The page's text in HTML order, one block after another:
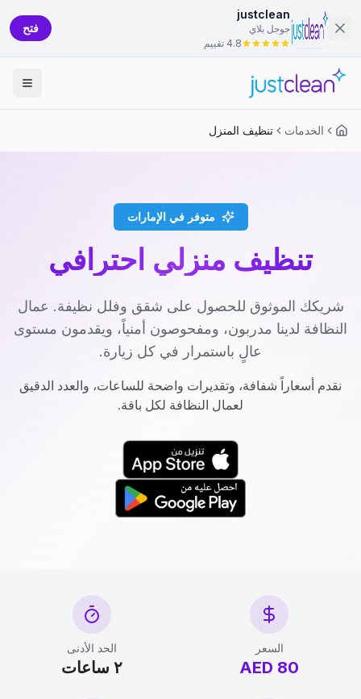
justclean
جوجل بلاي
4.8 تقييم
فتح
الخدمات تنظيف المنزل
متوفر في الإمارات
تنظيف منزلي احترافي
شريكك الموثوق للحصول على شقق وفلل نظيفة. عمال
النظافة لدينا مدربون، ومفحوصون أمنياً، ويقدمون مستوى
عالٍ باستمرار في كل زيارة.
نقدم أسعاراً شفافة، وتقديرات واضحة للساعات، والعدد الدقيق
لعمال النظافة لكل باقة.
السعر
80 AED
الحد الأدنى
٢ ساعات